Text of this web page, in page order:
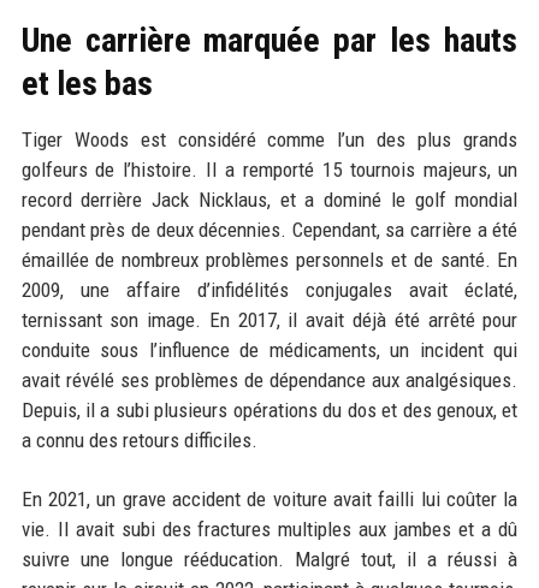
Une carrière marquée par les hauts
et les bas
Tiger Woods est considéré comme l’un des plus grands
golfeurs de l’histoire. Il a remporté 15 tournois majeurs, un
record derrière Jack Nicklaus, et a dominé le golf mondial
pendant près de deux décennies. Cependant, sa carrière a été
émaillée de nombreux problèmes personnels et de santé. En
2009, une affaire d’infidélités conjugales avait éclaté,
ternissant son image. En 2017, il avait déjà été arrêté pour
conduite sous l’influence de médicaments, un incident qui
avait révélé ses problèmes de dépendance aux analgésiques.
Depuis, il a subi plusieurs opérations du dos et des genoux, et
a connu des retours difficiles.
En 2021, un grave accident de voiture avait failli lui coûter la
vie. Il avait subi des fractures multiples aux jambes et a dû
suivre une longue rééducation. Malgré tout, il a réussi à